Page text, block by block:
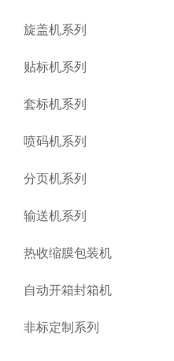
旋盖机系列
贴标机系列
套标机系列
喷码机系列
分页机系列
输送机系列
热收缩膜包装机
自动开箱封箱机
非标定制系列